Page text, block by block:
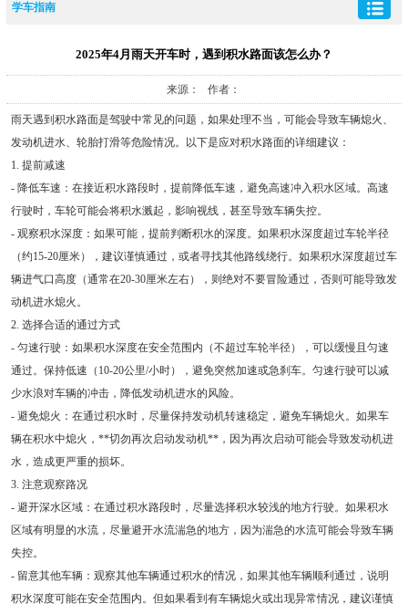
学车指南
2025年4月雨天开车时，遇到积水路面该怎么办？
来源： 作者：
雨天遇到积水路面是驾驶中常见的问题，如果处理不当，可能会导致车辆熄火、
发动机进水、轮胎打滑等危险情况。以下是应对积水路面的详细建议：
1. 提前减速
- 降低车速：在接近积水路段时，提前降低车速，避免高速冲入积水区域。高速
行驶时，车轮可能会将积水溅起，影响视线，甚至导致车辆失控。
- 观察积水深度：如果可能，提前判断积水的深度。如果积水深度超过车轮半径
（约15-20厘米），建议谨慎通过，或者寻找其他路线绕行。如果积水深度超过车
辆进气口高度（通常在20-30厘米左右），则绝对不要冒险通过，否则可能导致发
动机进水熄火。
2. 选择合适的通过方式
- 匀速行驶：如果积水深度在安全范围内（不超过车轮半径），可以缓慢且匀速
通过。保持低速（10-20公里/小时），避免突然加速或急刹车。匀速行驶可以减
少水浪对车辆的冲击，降低发动机进水的风险。
- 避免熄火：在通过积水时，尽量保持发动机转速稳定，避免车辆熄火。如果车
辆在积水中熄火，**切勿再次启动发动机**，因为再次启动可能会导致发动机进
水，造成更严重的损坏。
3. 注意观察路况
- 避开深水区域：在通过积水路段时，尽量选择积水较浅的地方行驶。如果积水
区域有明显的水流，尽量避开水流湍急的地方，因为湍急的水流可能会导致车辆
失控。
- 留意其他车辆：观察其他车辆通过积水的情况，如果其他车辆顺利通过，说明
积水深度可能在安全范围内。但如果看到有车辆熄火或出现异常情况，建议谨慎